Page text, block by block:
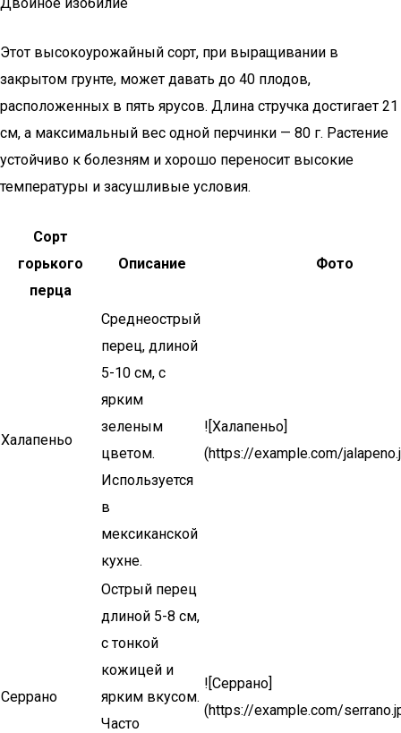
Этот высокоурожайный сорт, при выращивании в
закрытом грунте, может давать до 40 плодов,
расположенных в пять ярусов. Длина стручка достигает 21
см, а максимальный вес одной перчинки — 80 г. Растение
устойчиво к болезням и хорошо переносит высокие
температуры и засушливые условия.
Сорт
горького
перца
Описание Фото
Халапеньо
Среднеострый
перец, длиной
5-10 см, с
ярким
зеленым
цветом.
Используется
в
мексиканской
кухне.
![Халапеньо]
(https://example.com/
Серрано
Острый перец
длиной 5-8 см,
с тонкой
кожицей и
ярким вкусом.
Часто
![Серрано]
(https://example.com/